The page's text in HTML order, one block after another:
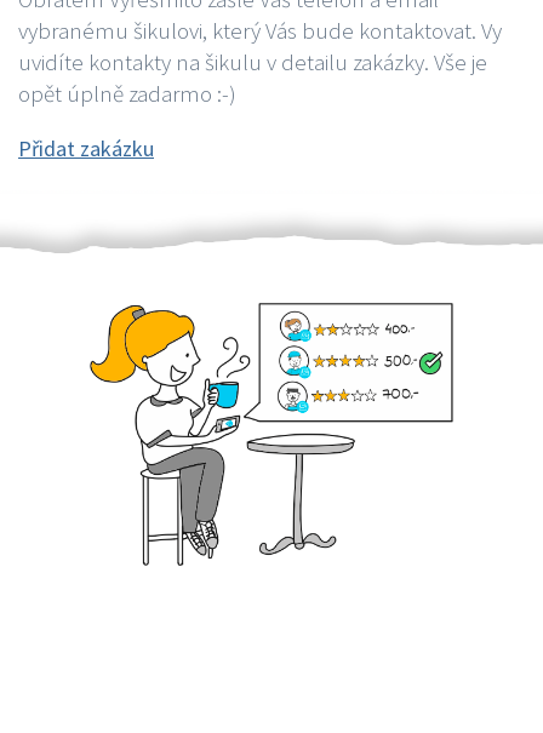
vybranému šikulovi, který Vás bude kontaktovat. Vy
uvidíte kontakty na šikulu v detailu zakázky. Vše je
opět úplně zadarmo :-)
Přidat zakázku